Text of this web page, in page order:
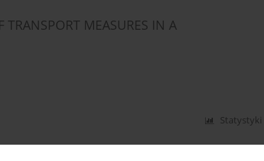
TRANSPORT MEASURES IN A
Statystyki